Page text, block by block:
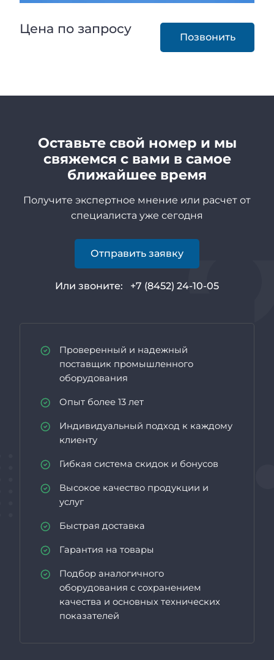
Цена по запросу
Позвонить
Оставьте свой номер и мы
свяжемся с вами в самое
ближайшее время
Получите экспертное мнение или расчет от
специалиста уже сегодня
Отправить заявку
Или звоните: +7 (8452) 24-10-05
Проверенный и надежный
поставщик промышленного
оборудования
Опыт более 13 лет
Индивидуальный подход к каждому
клиенту
Гибкая система скидок и бонусов
Высокое качество продукции и
услуг
Быстрая доставка
Гарантия на товары
Подбор аналогичного
оборудования с сохранением
качества и основных технических
показателей